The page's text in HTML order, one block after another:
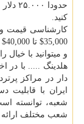
کنید.
کارشناسی قیمت
و میتوانید با
دار در مراکز
ایران با
شعبه، توانسته
شعب مختلف ارائه